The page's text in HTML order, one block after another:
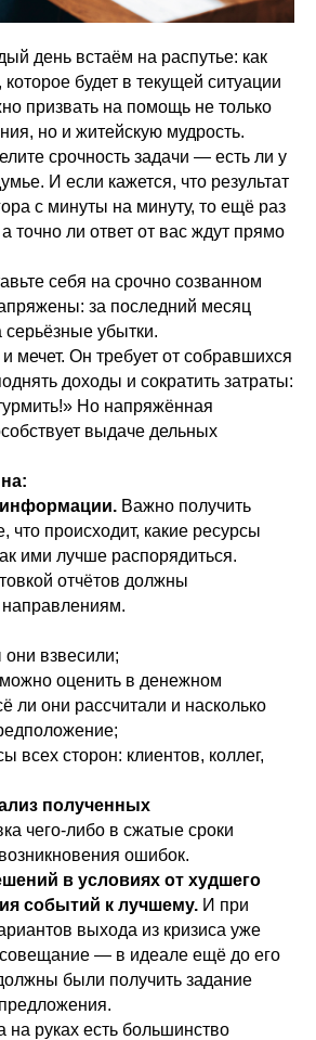
день встаём на распутье: как
будет в текущей ситуации
призвать на помощь не только
но и житейскую мудрость.
срочность задачи — есть ли у
И если кажется, что результат
с минуты на минуту, то ещё раз
точно ли ответ от вас ждут прямо
себя на срочно созванном
за последний месяц
убытки.
мечет. Он требует от собравшихся
доходы и сократить затраты:
Но напряжённая
выдаче дельных
Важно получить
что происходит, какие ресурсы
ими лучше распорядиться.
отчётов должны
взвесили;
оценить в денежном
ли они рассчитали и насколько
всех сторон: клиентов, коллег,
полученных
чего-либо в сжатые сроки
ошибок.
в условиях от худшего
событий к лучшему. И при
выхода из кризиса уже
— в идеале ещё до его
были получить задание
на руках есть большинство